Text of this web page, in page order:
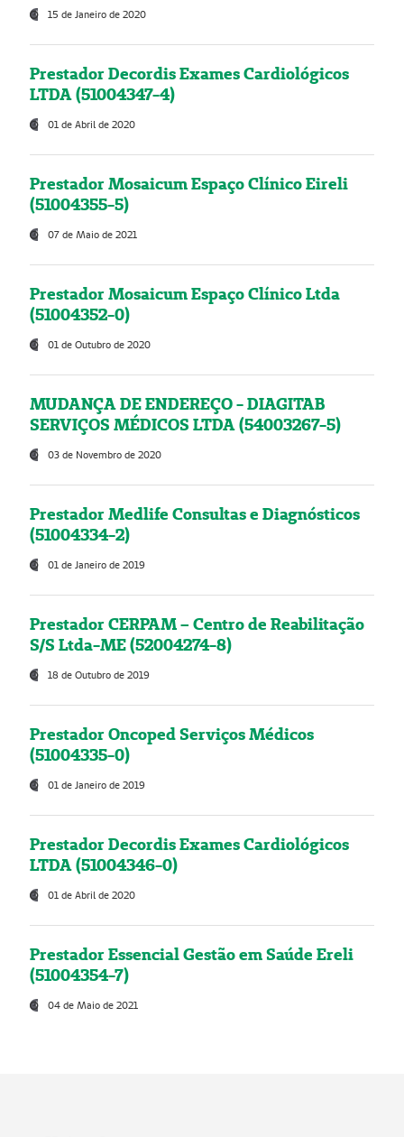
15 de Janeiro de 2020
Prestador Decordis Exames Cardiológicos
LTDA (51004347-4)
01 de Abril de 2020
Prestador Mosaicum Espaço Clínico Eireli
(51004355-5)
07 de Maio de 2021
Prestador Mosaicum Espaço Clínico Ltda
(51004352-0)
01 de Outubro de 2020
MUDANÇA DE ENDEREÇO - DIAGITAB
SERVIÇOS MÉDICOS LTDA (54003267-5)
03 de Novembro de 2020
Prestador Medlife Consultas e Diagnósticos
(51004334-2)
01 de Janeiro de 2019
Prestador CERPAM – Centro de Reabilitação
S/S Ltda-ME (52004274-8)
18 de Outubro de 2019
Prestador Oncoped Serviços Médicos
(51004335-0)
01 de Janeiro de 2019
Prestador Decordis Exames Cardiológicos
LTDA (51004346-0)
01 de Abril de 2020
Prestador Essencial Gestão em Saúde Ereli
(51004354-7)
04 de Maio de 2021